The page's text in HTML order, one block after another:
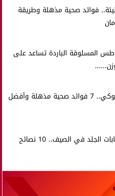
فوائد صحية مذهلة وطريقة
المسلوقة الباردة تساعد على
التين الشوكي.. 7 فوائد صحية مذهلة وأفضل
احذر التهابات الجلد في الصيف.. 10 نصائح